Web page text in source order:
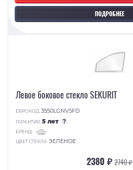
ПОДРОБНЕЕ
Левое боковое стекло SEKURIT
ЕВРОКОД:3550LGNV5FD
ГАРАНТИЯ:5 лет ?
БРЕНД:
ЦВЕТ СТЕКЛА:ЗЕЛЕНОЕ
2380 ₽2740 ₽